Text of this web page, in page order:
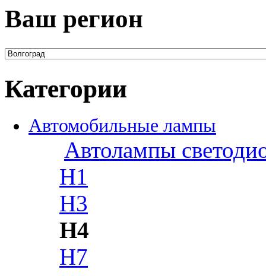
Ваш регион
Категории
Автомобильные лампы
Автолампы
H1
H3
H4
H7